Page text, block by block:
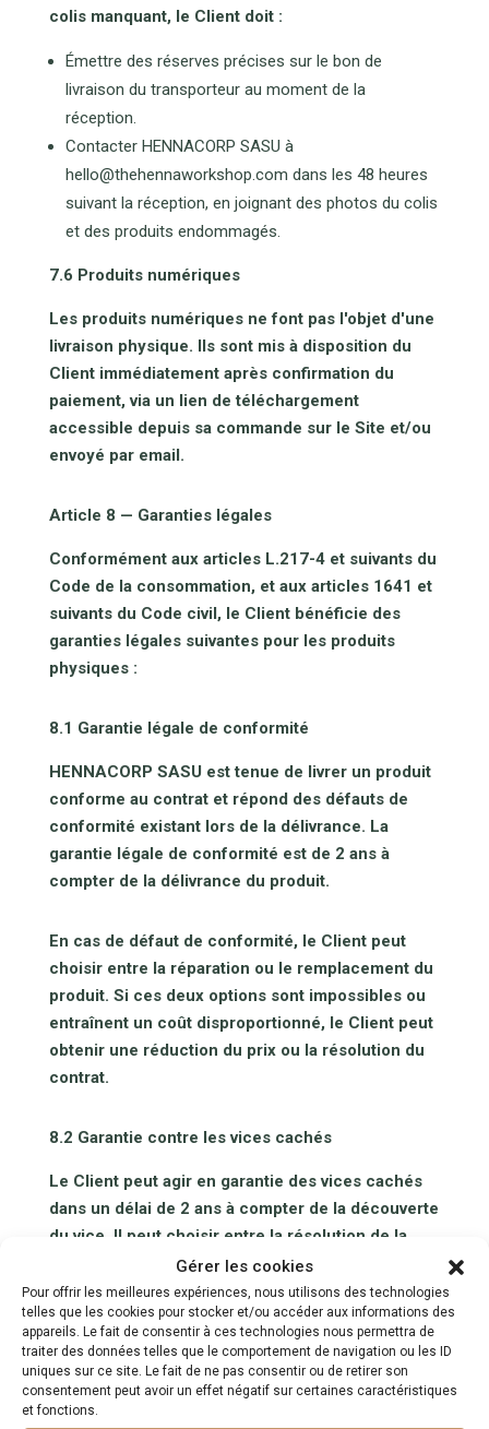
Gérer les cookies
Pour offrir les meilleures expériences, nous utilisons des technologies
telles que les cookies pour stocker et/ou accéder aux informations des
appareils. Le fait de consentir à ces technologies nous permettra de
traiter des données telles que le comportement de navigation ou les ID
uniques sur ce site. Le fait de ne pas consentir ou de retirer son
consentement peut avoir un effet négatif sur certaines caractéristiques
et fonctions.
colis manquant, le Client doit :
Émettre des réserves précises sur le bon de
livraison du transporteur au moment de la
réception.
Contacter HENNACORP SASU à
hello@thehennaworkshop.com dans les 48 heures
suivant la réception, en joignant des photos du colis
et des produits endommagés.
7.6 Produits numériques
Les produits numériques ne font pas l'objet d'une
livraison physique. Ils sont mis à disposition du
Client immédiatement après confirmation du
paiement, via un lien de téléchargement
accessible depuis sa commande sur le Site et/ou
envoyé par email.
Article 8 — Garanties légales
Conformément aux articles L.217-4 et suivants du
Code de la consommation, et aux articles 1641 et
suivants du Code civil, le Client bénéficie des
garanties légales suivantes pour les produits
physiques :
8.1 Garantie légale de conformité
HENNACORP SASU est tenue de livrer un produit
conforme au contrat et répond des défauts de
conformité existant lors de la délivrance. La
garantie légale de conformité est de 2 ans à
compter de la délivrance du produit.
En cas de défaut de conformité, le Client peut
choisir entre la réparation ou le remplacement du
produit. Si ces deux options sont impossibles ou
entraînent un coût disproportionné, le Client peut
obtenir une réduction du prix ou la résolution du
contrat.
8.2 Garantie contre les vices cachés
Le Client peut agir en garantie des vices cachés
dans un délai de 2 ans à compter de la découverte
du vice. Il peut choisir entre la résolution de la
vente ou une réduction du prix de vente.
Pour toute demande au titre des garanties légales,
le Client doit contacter HENNACORP SASU à
hello@thehennaworkshop.com en précisant sa
référence de commande et la nature du défaut